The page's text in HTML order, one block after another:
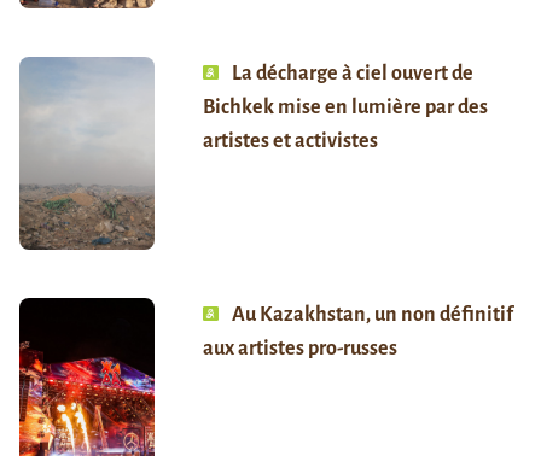
La décharge à ciel ouvert de
Bichkek mise en lumière par des
artistes et activistes
Au Kazakhstan, un non définitif
aux artistes pro-russes